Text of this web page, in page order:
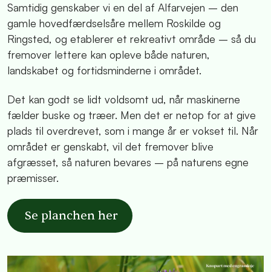
Samtidig genskaber vi en del af Alfarvejen – den
gamle hovedfærdselsåre mellem Roskilde og
Ringsted, og etablerer et rekreativt område – så du
fremover lettere kan opleve både naturen,
landskabet og fortidsminderne i området.
Det kan godt se lidt voldsomt ud, når maskinerne
fælder buske og træer. Men det er netop for at give
plads til overdrevet, som i mange år er vokset til. Når
området er genskabt, vil det fremover blive
afgræsset, så naturen bevares – på naturens egne
præmisser.
Se planchen her